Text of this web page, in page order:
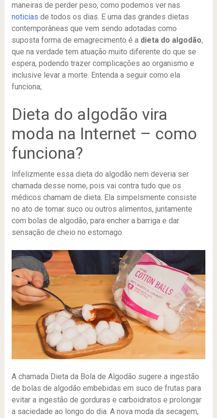
maneiras de perder peso, como podemos ver nas
noticias de todos os dias. E uma das grandes dietas
contemporâneas que vem sendo adotadas como
suposta forma de emagrecimento é adieta do algodão,
que na verdade tem atuação muito diferente do que se
espera, podendo trazer complicações ao organismo e
inclusive levar a morte. Entenda a seguir como ela
funciona;
Dieta do algodão vira
moda na Internet – como
funciona?
Infelizmente essa dieta do algodão nem deveria ser
chamada desse nome, pois vai contra tudo que os
médicos chamam de dieta. Ela simpelsmente consiste
no ato de tomar suco ou outros alimentos, juntamente
com bolas de algodão, para encher a barriga e dar
sensação de cheio no estomago.
A chamada Dieta da Bola de Algodão sugere a ingestão
de bolas de algodão embebidas em suco de frutas para
evitar a ingestão de gorduras e carboidratos e prolongar
a saciedade ao longo do dia. A nova moda da secagem,